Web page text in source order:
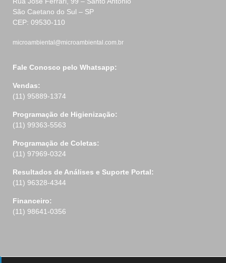
São Caetano do Sul – SP
CEP: 09530-110
microambiental@microambiental.com.br
Fale Conosco pelo Whatsapp:
Vendas:
(11) 95889-1374
Programação de Higienização:
(11) 99363-5563
Programação de Coletas:
(11) 97969-0324
Resultados de Análises e Suporte Portal:
(11) 96328-4344
Financeiro:
(11) 98641-0356